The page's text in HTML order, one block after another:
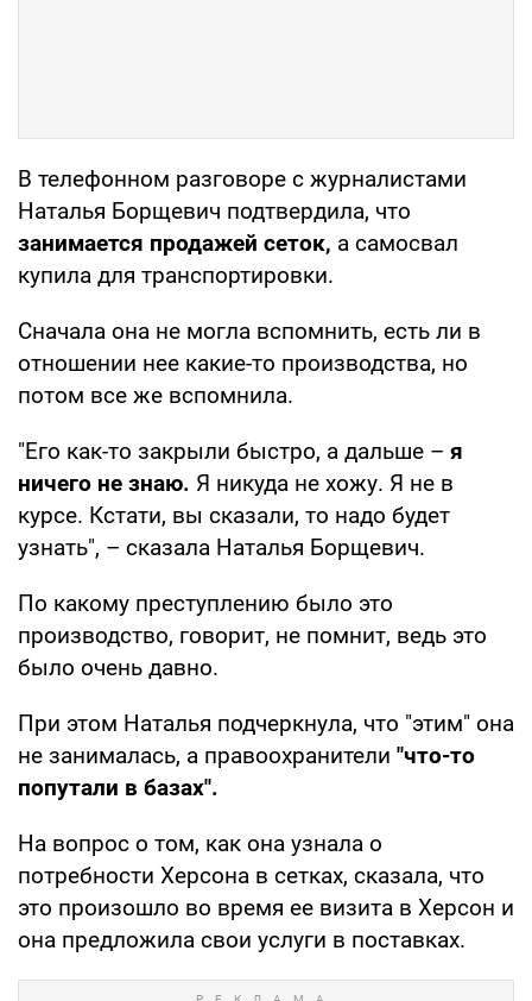
В телефонном разговоре с журналистами
Наталья Борщевич подтвердила, что
занимается продажей сеток, а самосвал
купила для транспортировки.
Сначала она не могла вспомнить, есть ли в
отношении нее какие-то производства, но
потом все же вспомнила.
"Его как-то закрыли быстро, а дальше – я
ничего не знаю. Я никуда не хожу. Я не в
курсе. Кстати, вы сказали, то надо будет
узнать", – сказала Наталья Борщевич.
По какому преступлению было это
производство, говорит, не помнит, ведь это
было очень давно.
При этом Наталья подчеркнула, что "этим" она
не занималась, а правоохранители "что-то
попутали в базах".
На вопрос о том, как она узнала о
потребности Херсона в сетках, сказала, что
это произошло во время ее визита в Херсон и
она предложила свои услуги в поставках.